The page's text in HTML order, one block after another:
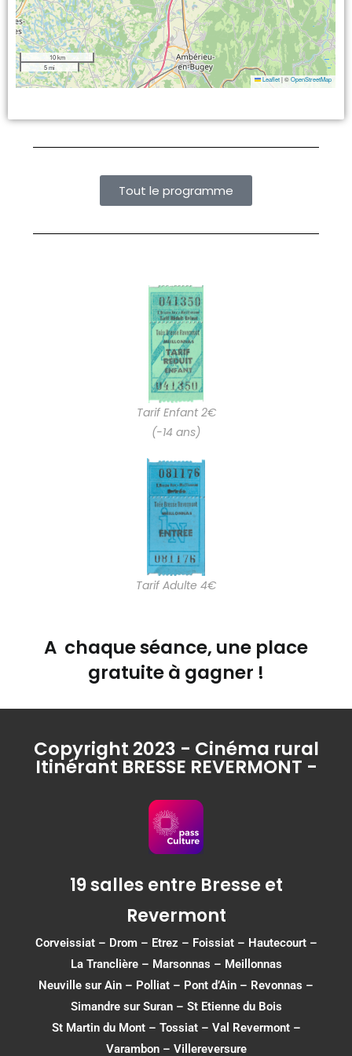
10 km
5 mi
Leaflet |©OpenStreetMap
Tout le programme
Tarif Enfant 2€
(-14 ans)
Tarif Adulte 4€
A chaque séance, une place
gratuite à gagner !
Copyright 2023 - Cinéma rural
Itinérant BRESSE REVERMONT -
19 salles entre Bresse et
Revermont
Corveissiat– Drom– Etrez – Foissiat– Hautecourt–
La Tranclière – Marsonnas – Meillonnas
Neuville sur Ain – Polliat – Pont d’Ain – Revonnas –
Simandre sur Suran– St Etienne du Bois
St Martin du Mont– Tossiat– Val Revermont–
Varambon– Villereversure